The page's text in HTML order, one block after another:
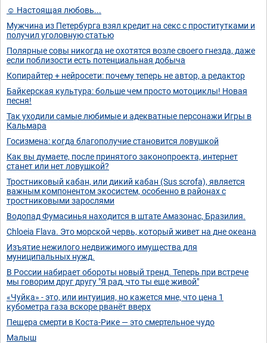
☺️ Настоящая любовь...
Мужчина из Петербурга взял кредит на секс с проститутками и
получил уголовную статью
Полярные совы никогда не охотятся возле своего гнезда, даже
если поблизости есть потенциальная добыча
Копирайтер + нейросети: почему теперь не автор, а редактор
Байкерская культура: больше чем просто мотоциклы! Новая
песня!
Так уходили самые любимые и адекватные персонажи Игры в
Кальмара
Госизмена: когда благополучие становится ловушкой
Как вы думаете, после принятого законопроекта, интернет
станет или нет ловушкой?
Тростниковый кабан, или дикий кабан (Sus scrofa), является
важным компонентом экосистем, особенно в районах с
тростниковыми зарослями
Водопад Фумасинья находится в штате Амазонас, Бразилия.
Chloeia Flava. Это морской червь, который живет на дне океана
Изъятие нежилого недвижимого имущества для
муниципальных нужд.
В России набирает обороты новый тренд. Теперь при встрече
мы говорим друг другу "Я рад, что ты еще живой"
«Чуйка» - это, или интуиция, но кажется мне, что цена 1
кубометра газа вскоре рванёт вверх
Пещера смерти в Коста-Рике — это смертельное чудо
Малыш